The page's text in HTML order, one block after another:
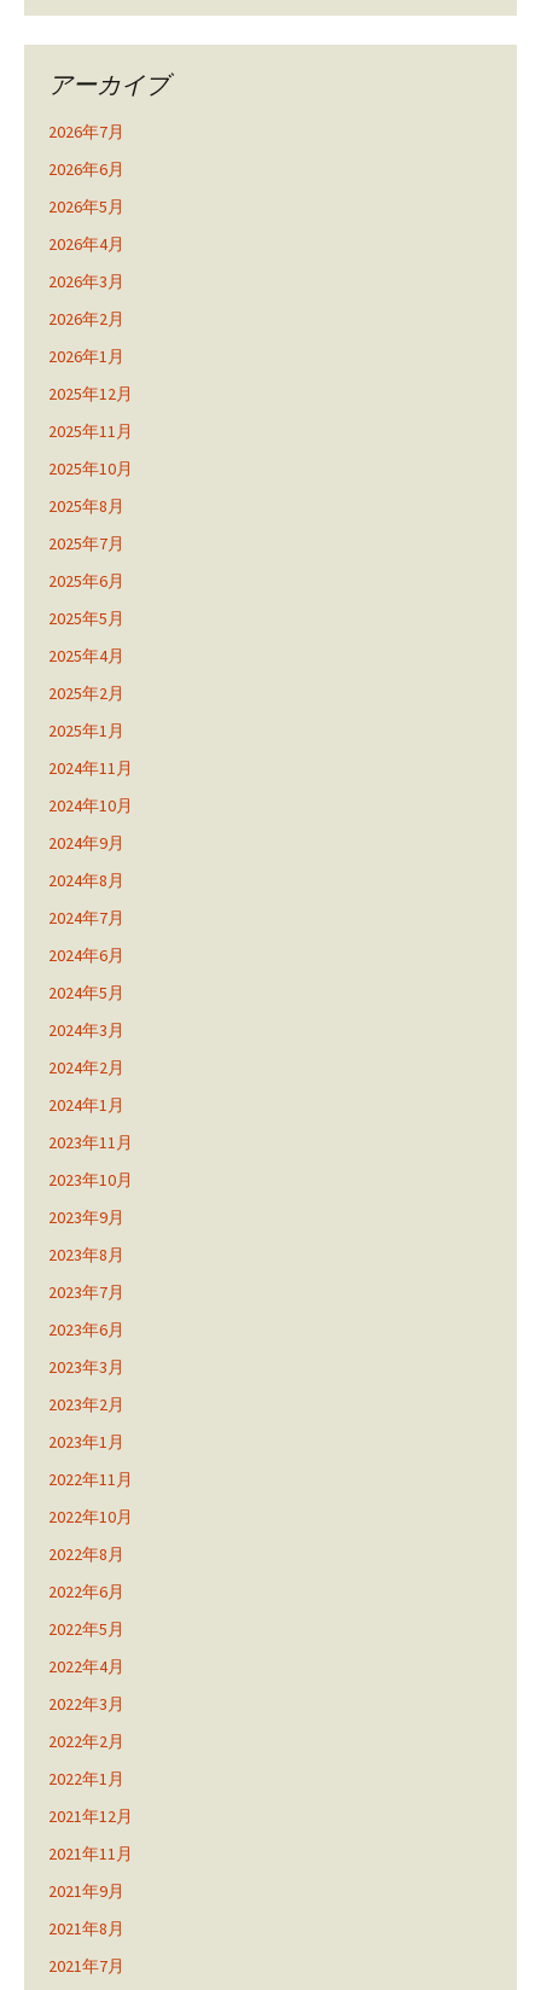
アーカイブ
2026年7月
2026年6月
2026年5月
2026年4月
2026年3月
2026年2月
2026年1月
2025年12月
2025年11月
2025年10月
2025年8月
2025年7月
2025年6月
2025年5月
2025年4月
2025年2月
2025年1月
2024年11月
2024年10月
2024年9月
2024年8月
2024年7月
2024年6月
2024年5月
2024年3月
2024年2月
2024年1月
2023年11月
2023年10月
2023年9月
2023年8月
2023年7月
2023年6月
2023年3月
2023年2月
2023年1月
2022年11月
2022年10月
2022年8月
2022年6月
2022年5月
2022年4月
2022年3月
2022年2月
2022年1月
2021年12月
2021年11月
2021年9月
2021年8月
2021年7月